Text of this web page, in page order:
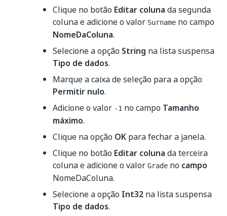
Clique no botão Editar coluna da segunda
coluna e adicione o valor Surname no campo
NomeDaColuna.
Selecione a opção String na lista suspensa
Tipo de dados.
Marque a caixa de seleção para a opção
Permitir nulo.
Adicione o valor -1 no campo Tamanho
máximo.
Clique na opção OK para fechar a janela.
Clique no botão Editar coluna da terceira
coluna e adicione o valor Grade no campo
NomeDaColuna.
Selecione a opção Int32 na lista suspensa
Tipo de dados.